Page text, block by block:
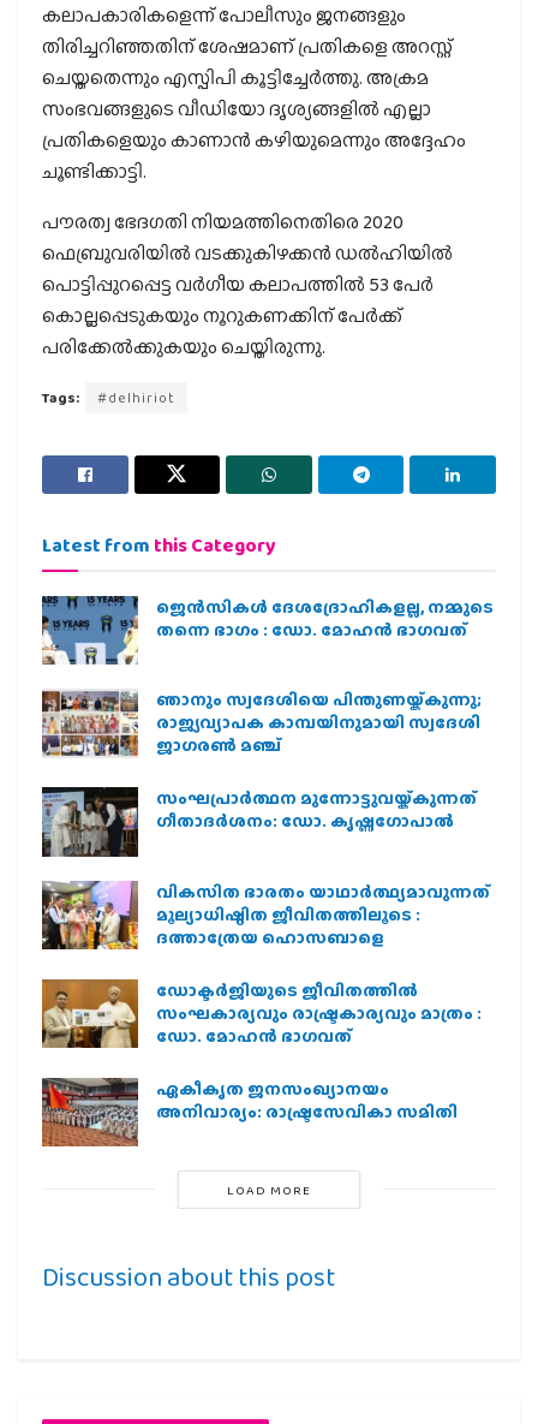
കലാപകാരികളെന്ന് പോലീസും ജനങ്ങളും
തിരിച്ചറിഞ്ഞതിന് ശേഷമാണ് പ്രതികളെ അറസ്റ്റ്
ചെയ്തതെന്നും എസ്പിപി കൂട്ടിച്ചേര്‍ത്തു. അക്രമ
സംഭവങ്ങളുടെ വീഡിയോ ദൃശ്യങ്ങളില്‍ എല്ലാ
പ്രതികളെയും കാണാന്‍ കഴിയുമെന്നും അദ്ദേഹം
ചൂണ്ടിക്കാട്ടി.
പൗരത്വ ഭേദഗതി നിയമത്തിനെതിരെ 2020
ഫെബ്രുവരിയില്‍ വടക്കുകിഴക്കന്‍ ഡല്‍ഹിയില്‍
പൊട്ടിപ്പുറപ്പെട്ട വര്‍ഗീയ കലാപത്തില്‍ 53 പേര്‍
കൊല്ലപ്പെടുകയും നൂറുകണക്കിന് പേര്‍ക്ക്
പരിക്കേല്‍ക്കുകയും ചെയ്തിരുന്നു.
Tags: #delhiriot
Latest from this Category
ജെന്‍സികള്‍ ദേശദ്രോഹികളല്ല, നമ്മുടെ
തന്നെ ഭാഗം : ഡോ. മോഹന്‍ ഭാഗവത്
ഞാനും സ്വദേശിയെ പിന്തുണയ്ക്കുന്നു;
രാജ്യവ്യാപക കാമ്പയിനുമായി സ്വദേശി
ജാഗരണ്‍ മഞ്ച്
സംഘപ്രാര്‍ത്ഥന മുന്നോട്ടുവയ്ക്കുന്നത്
ഗീതാദര്‍ശനം: ഡോ. കൃഷ്ണഗോപാല്‍
വികസിത ഭാരതം യാഥാർത്ഥ്യമാവുന്നത്
മൂല്യാധിഷ്ഠിത ജീവിതത്തിലൂടെ :
ദത്താത്രേയ ഹൊസബാളെ
ഡോക്ടർജിയുടെ ജീവിതത്തിൽ
സംഘകാര്യവും രാഷ്ട്രകാര്യവും മാത്രം :
ഡോ. മോഹൻ ഭാഗവത്
ഏകീകൃത ജനസംഖ്യാനയം
അനിവാര്യം: രാഷ്ട്രസേവികാ സമിതി
LOAD MORE
Discussion about this post